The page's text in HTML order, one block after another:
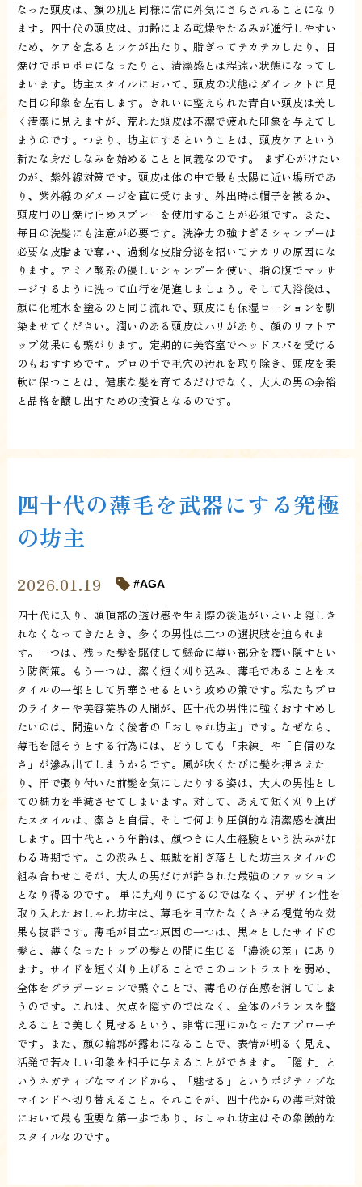
なった頭皮は、顔の肌と同様に常に外気にさらされることになり
ます。四十代の頭皮は、加齢による乾燥やたるみが進行しやすい
ため、ケアを怠るとフケが出たり、脂ぎってテカテカしたり、日
焼けでボロボロになったりと、清潔感とは程遠い状態になってし
まいます。坊主スタイルにおいて、頭皮の状態はダイレクトに見
た目の印象を左右します。きれいに整えられた青白い頭皮は美し
く清潔に見えますが、荒れた頭皮は不潔で疲れた印象を与えてし
まうのです。つまり、坊主にするということは、頭皮ケアという
新たな身だしなみを始めることと同義なのです。 まず心がけたい
のが、紫外線対策です。頭皮は体の中で最も太陽に近い場所であ
り、紫外線のダメージを直に受けます。外出時は帽子を被るか、
頭皮用の日焼け止めスプレーを使用することが必須です。また、
毎日の洗髪にも注意が必要です。洗浄力の強すぎるシャンプーは
必要な皮脂まで奪い、過剰な皮脂分泌を招いてテカリの原因にな
ります。アミノ酸系の優しいシャンプーを使い、指の腹でマッサ
ージするように洗って血行を促進しましょう。そして入浴後は、
顔に化粧水を塗るのと同じ流れで、頭皮にも保湿ローションを馴
染ませてください。潤いのある頭皮はハリがあり、顔のリフトア
ップ効果にも繋がります。定期的に美容室でヘッドスパを受ける
のもおすすめです。プロの手で毛穴の汚れを取り除き、頭皮を柔
軟に保つことは、健康な髪を育てるだけでなく、大人の男の余裕
と品格を醸し出すための投資となるのです。
四十代の薄毛を武器にする究極
の坊主
2026.01.19 AGA
四十代に入り、頭頂部の透け感や生え際の後退がいよいよ隠しき
れなくなってきたとき、多くの男性は二つの選択肢を迫られま
す。一つは、残った髪を駆使して懸命に薄い部分を覆い隠すとい
う防衛策。もう一つは、潔く短く刈り込み、薄毛であることをス
タイルの一部として昇華させるという攻めの策です。私たちプロ
のライターや美容業界の人間が、四十代の男性に強くおすすめし
たいのは、間違いなく後者の「おしゃれ坊主」です。なぜなら、
薄毛を隠そうとする行為には、どうしても「未練」や「自信のな
さ」が滲み出てしまうからです。風が吹くたびに髪を押さえた
り、汗で張り付いた前髪を気にしたりする姿は、大人の男性とし
ての魅力を半減させてしまいます。対して、あえて短く刈り上げ
たスタイルは、潔さと自信、そして何より圧倒的な清潔感を演出
します。四十代という年齢は、顔つきに人生経験という渋みが加
わる時期です。この渋みと、無駄を削ぎ落とした坊主スタイルの
組み合わせこそが、大人の男だけが許された最強のファッション
となり得るのです。 単に丸刈りにするのではなく、デザイン性を
取り入れたおしゃれ坊主は、薄毛を目立たなくさせる視覚的な効
果も抜群です。薄毛が目立つ原因の一つは、黒々としたサイドの
髪と、薄くなったトップの髪との間に生じる「濃淡の差」にあり
ます。サイドを短く刈り上げることでこのコントラストを弱め、
全体をグラデーションで繋ぐことで、薄毛の存在感を消してしま
うのです。これは、欠点を隠すのではなく、全体のバランスを整
えることで美しく見せるという、非常に理にかなったアプローチ
です。また、顔の輪郭が露わになることで、表情が明るく見え、
活発で若々しい印象を相手に与えることができます。「隠す」と
いうネガティブなマインドから、「魅せる」というポジティブな
マインドへ切り替えること。それこそが、四十代からの薄毛対策
において最も重要な第一歩であり、おしゃれ坊主はその象徴的な
スタイルなのです。